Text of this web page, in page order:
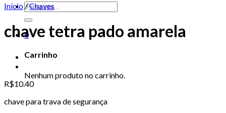
Pesquisar
por:
0
Carrinho
Nenhum produto no carrinho.
Início /Chaves
chave tetra pado amarela
R$10.40
chave para trava de segurança